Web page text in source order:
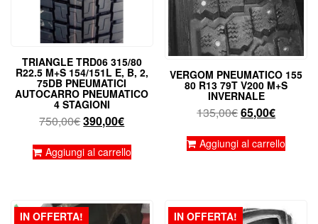
TRIANGLE TRD06 315/80
R22.5 M+S 154/151L E, B, 2,
75DB PNEUMATICI
AUTOCARRO PNEUMATICO
4 STAGIONI
750,00€Il
originale
390,00€Il
attuale
Aggiungi al carrello
VERGOM PNEUMATICO 155
80 R13 79T V200 M+S
INVERNALE
135,00€Il
originale
65,00€Il
attuale
Aggiungi al carrello
IN OFFERTA! IN OFFERTA!